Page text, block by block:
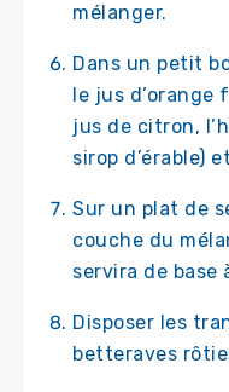
mélanger.
Dans un petit
le jus
jus de citron,
sirop d’érable)
Sur un plat de
couche du
servira de base
Disposer les
betteraves